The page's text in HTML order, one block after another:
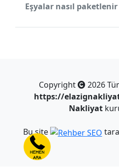
Eşyalar nasıl
Copyright
2026
https://
Nakliyat
Bu site